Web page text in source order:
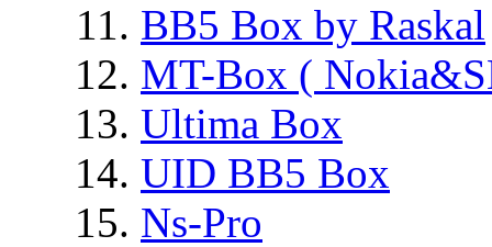
BB5 Box by Raskal
MT-Box (
Ultima Box
UID BB5 Box
Ns-Pro